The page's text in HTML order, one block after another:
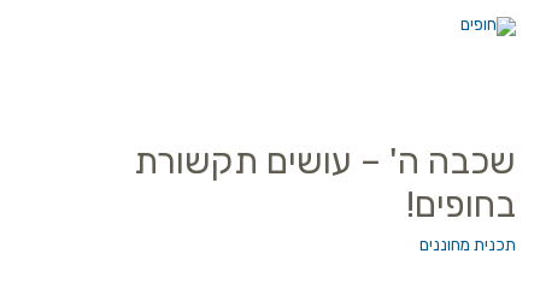
שכבה ה' – עושים תקשורת
בחופים!
תכנית מחוננים